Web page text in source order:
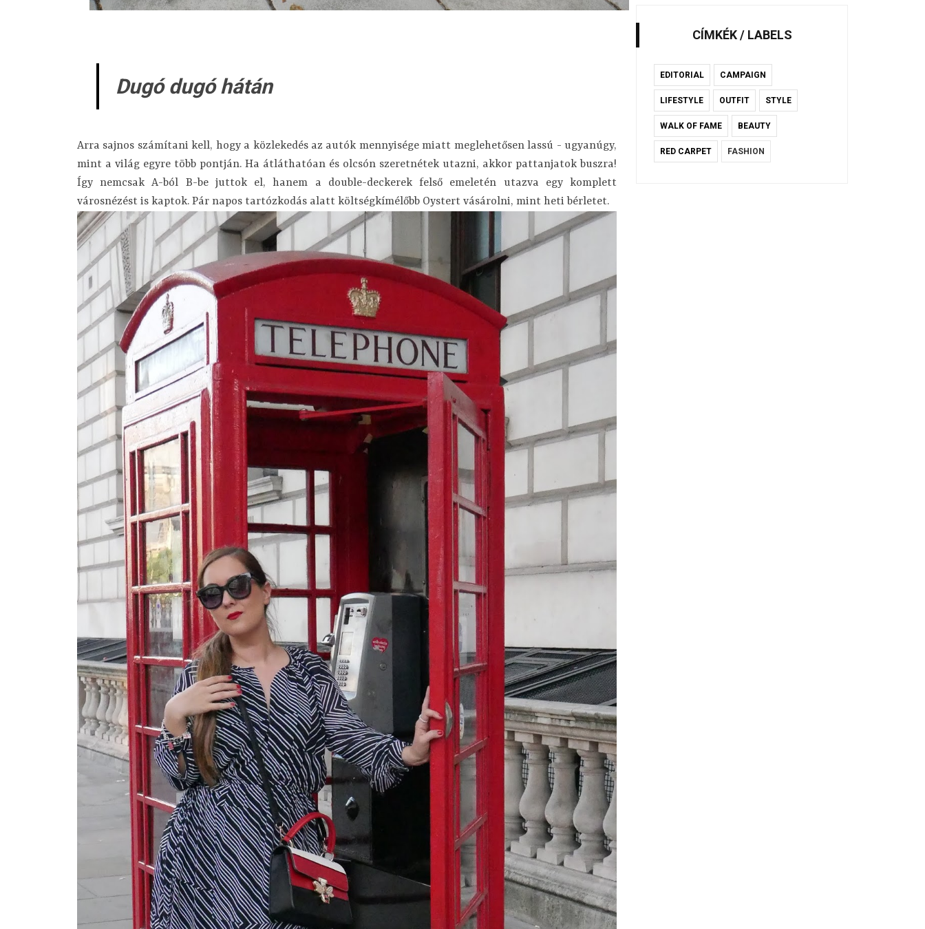
Dugó dugó hátán
Arra sajnos számítani kell, hogy a közlekedés az autók mennyisége miatt meglehetősen lassú - ugyanúgy,
mint a világ egyre több pontján. Ha átláthatóan és olcsón szeretnétek utazni, akkor pattanjatok buszra!
Így nemcsak A-ból B-be juttok el, hanem a double-deckerek felső emeletén utazva egy komplett
városnézést is kaptok. Pár napos tartózkodás alatt költségkímélőbb Oystert vásárolni, mint heti bérletet.
CÍMKÉK / LABELS
EDITORIAL CAMPAIGN
LIFESTYLE OUTFIT STYLE
WALK OF FAME BEAUTY
RED CARPET FASHION